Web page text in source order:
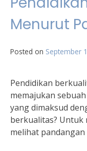
Menurut
Posted on September
Pendidikan
memajukan
yang dimaksud
berkualitas? Untuk
melihat